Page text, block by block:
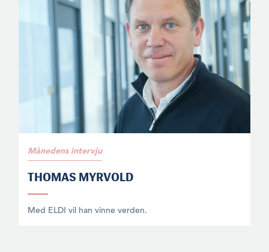
Månedens intervju
THOMAS MYRVOLD
Med ELDI vil han vinne verden.